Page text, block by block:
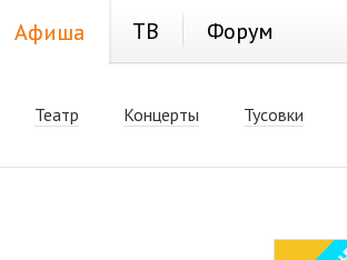
Афиша ТВ Форум
Театр Концерты Тусовки